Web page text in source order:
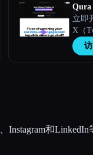
立即
X（
和LinkedIn